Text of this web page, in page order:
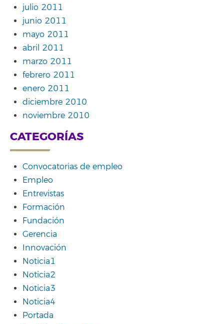
julio 2011
junio 2011
mayo 2011
abril 2011
marzo 2011
febrero 2011
enero 2011
diciembre 2010
noviembre 2010
CATEGORÍAS
Convocatorias de empleo
Empleo
Entrevistas
Formación
Fundación
Gerencia
Innovación
Noticia1
Noticia2
Noticia3
Noticia4
Portada